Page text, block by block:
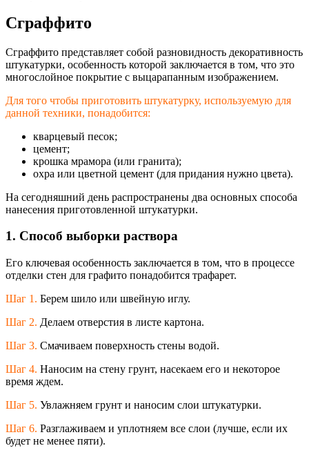
Сграффито
Сграффито представляет собой разновидность декоративность
штукатурки, особенность которой заключается в том, что это
многослойное покрытие с выцарапанным изображением.
Для того чтобы приготовить штукатурку, используемую для
данной техники, понадобится:
кварцевый песок;
цемент;
крошка мрамора (или гранита);
охра или цветной цемент (для придания нужно цвета).
На сегодняшний день распространены два основных способа
нанесения приготовленной штукатурки.
1. Способ выборки раствора
Его ключевая особенность заключается в том, что в процессе
отделки стен для графито понадобится трафарет.
Шаг 1. Берем шило или швейную иглу.
Шаг 2. Делаем отверстия в листе картона.
Шаг 3. Смачиваем поверхность стены водой.
Шаг 4. Наносим на стену грунт, насекаем его и некоторое
время ждем.
Шаг 5. Увлажняем грунт и наносим слои штукатурки.
Шаг 6. Разглаживаем и уплотняем все слои (лучше, если их
будет не менее пяти).